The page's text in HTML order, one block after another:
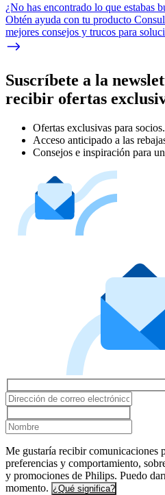
¿No has encontrado lo que estabas
Obtén ayuda con tu producto
mejores consejos y trucos para
Suscríbete a la
recibir ofertas
Ofertas exclusivas para socios.
Acceso anticipado a las
Consejos e inspiración para
Me gustaría recibir comunicaciones
preferencias y comportamiento,
y promociones de Philips. Puedo
momento. ¿Qué significa?